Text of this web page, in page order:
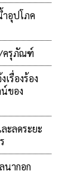
อุปโภค
ครุภัณฑ์
รื่องร้อง
ของ
ะลดระยะ
นากอก